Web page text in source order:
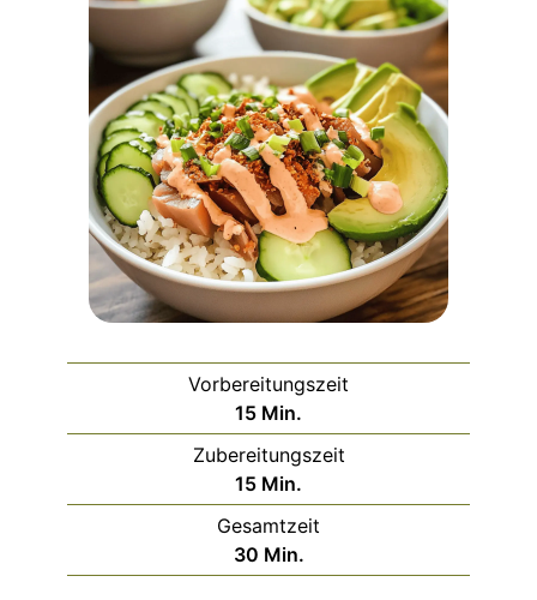
Vorbereitungszeit
15Minuten
Min.
Zubereitungszeit
15Minuten
Min.
Gesamtzeit
30Minuten
Min.